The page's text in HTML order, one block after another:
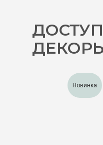
Новинка